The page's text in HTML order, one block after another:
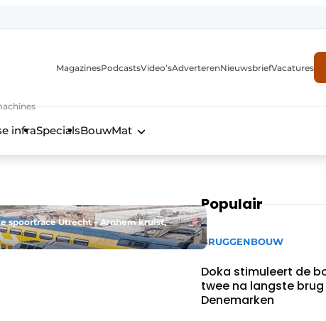
MagazinesPodcastsVideo’sAdverterenNieuwsbriefVacatures
infraSpecialsBouwMat
spoortracé Utrecht – Arnhem kruist,
Populair
BRUGGENBOUW
Doka stimuleert de
twee na langste brug
Denemarken